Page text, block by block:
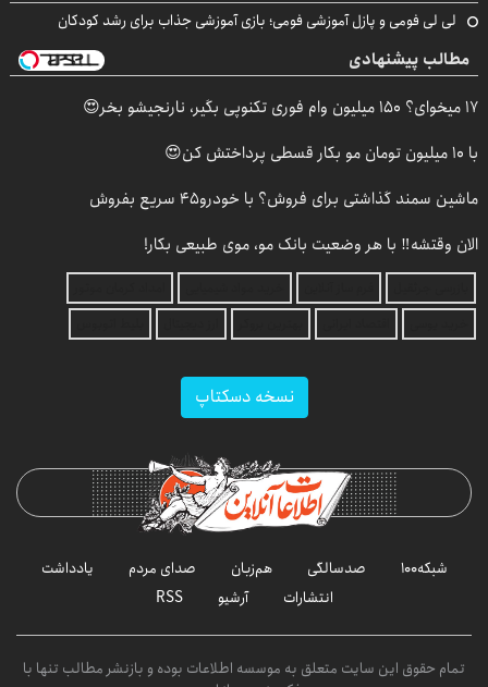
لی لی فومی و پازل آموزشی فومی؛ بازی آموزشی جذاب برای رشد کودکان
مطالب پیشنهادی
17 میخوای؟ 150 میلیون وام فوری تکنوپی بگیر، نارنجیشو بخر😍
با 10 میلیون تومان مو بکار قسطی پرداختش کن😍
ماشین سمند گذاشتی برای فروش؟ با خودرو45 سریع بفروش
الان وقتشه‼️ با هر وضعیت بانک مو، موی طبیعی بکار!
نسخه دسکتاپ
شبکه۱۰۰ صدسالگی هم‌زبان صدای مردم
یادداشت
انتشارات
آرشیو RSS
تمام حقوق این سایت متعلق به موسسه اطلاعات بوده و بازنشر مطالب تنها با